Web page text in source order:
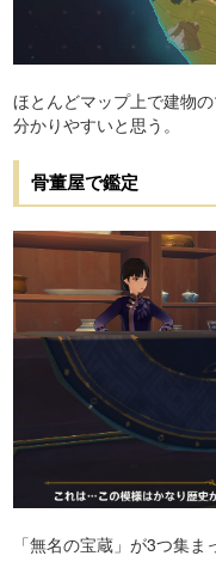
ほとんどマップ上で建物
分かりやすいと思う。
骨董屋で鑑定
「無名の宝蔵」が3つ集ま